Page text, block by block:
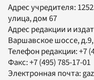
Адрес учредителя:
улица, дом 67
Адрес редакции и
Варшавское шоссе,
Телефон редакции:+7
Факс:+7 (495) 785-17-01
Электронная почта: